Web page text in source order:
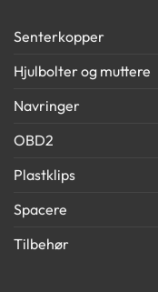
Senterkopper
Hjulbolter og muttere
Navringer
OBD2
Plastklips
Spacere
Tilbehør